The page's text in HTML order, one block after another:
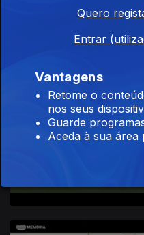
Quero
Entrar
Vantagens
Retome o
nos seus
Guarde
Aceda à sua área